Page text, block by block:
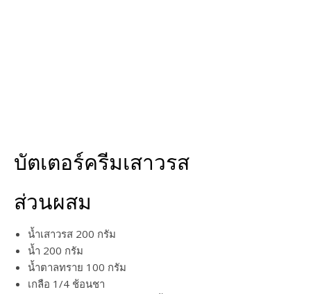
บัตเตอร์ครีมเสาวรส
ส่วนผสม
น้ำเสาวรส 200 กรัม
น้ำ 200 กรัม
น้ำตาลทราย 100 กรัม
เกลือ 1/4 ช้อนชา